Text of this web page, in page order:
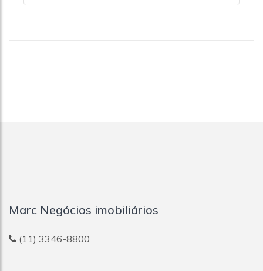
Marc Negócios imobiliários
(11) 3346-8800